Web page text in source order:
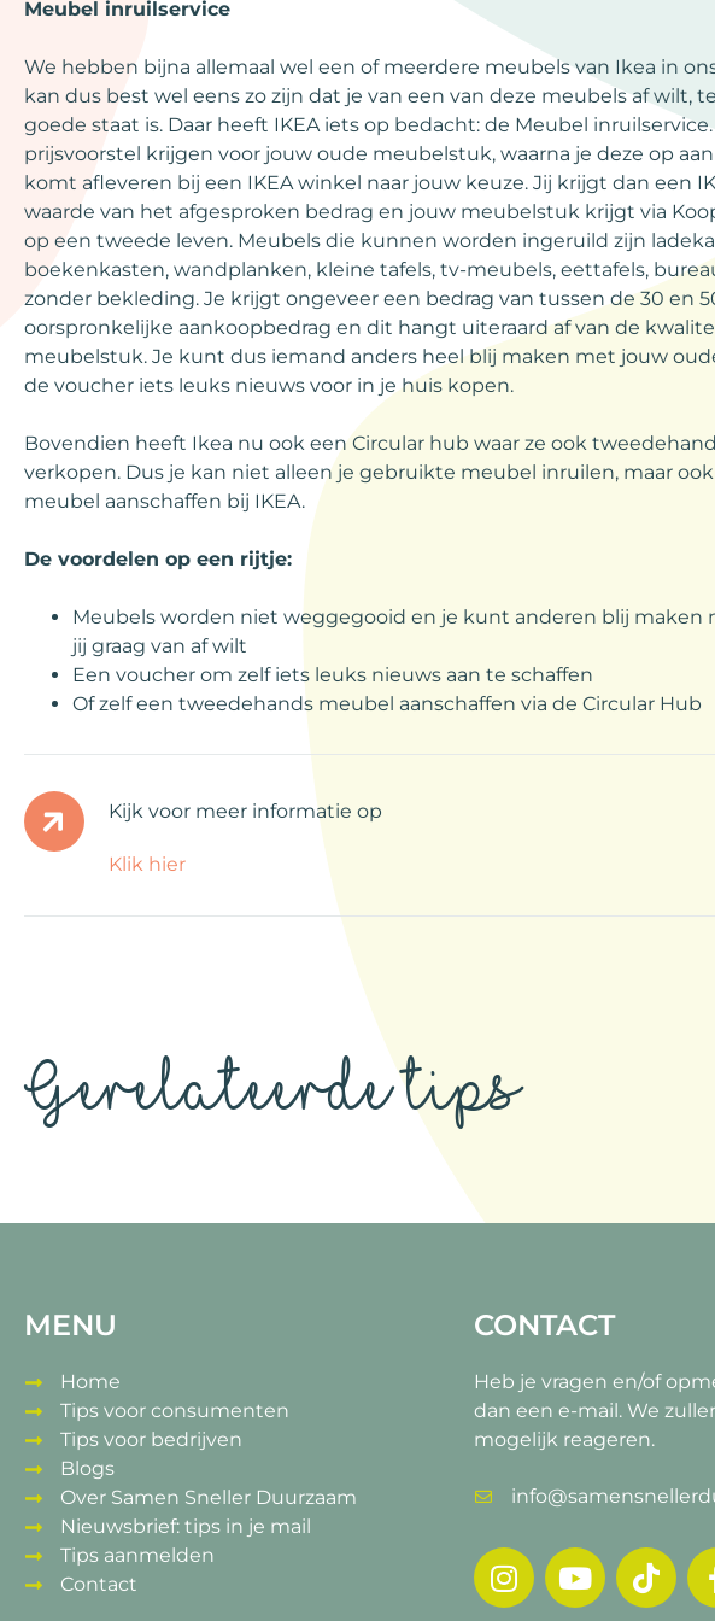
Meubel inruilservice
We hebben bijna allemaal wel een of meerdere meubels van Ikea in
kan dus best wel eens zo zijn dat je van een van deze meubels af wilt,
goede staat is. Daar heeft IKEA iets op bedacht: de Meubel
prijsvoorstel krijgen voor jouw oude meubelstuk, waarna je deze op
komt afleveren bij een IKEA winkel naar jouw keuze. Jij krijgt dan een
waarde van het afgesproken bedrag en jouw meubelstuk krijgt via
op een tweede leven. Meubels die kunnen worden ingeruild zijn
boekenkasten, wandplanken, kleine tafels, tv-meubels, eettafels,
zonder bekleding. Je krijgt ongeveer een bedrag van tussen de 30 en
oorspronkelijke aankoopbedrag en dit hangt uiteraard af van de
meubelstuk. Je kunt dus iemand anders heel blij maken met jouw
de voucher iets leuks nieuws voor in je huis kopen.
Bovendien heeft Ikea nu ook een Circular hub waar ze ook
verkopen. Dus je kan niet alleen je gebruikte meubel inruilen, maar
meubel aanschaffen bij IKEA.
De voordelen op een rijtje:
Meubels worden niet weggegooid en je kunt anderen blij maken
jij graag van af wilt
Een voucher om zelf iets leuks nieuws aan te schaffen
Of zelf een tweedehands meubel aanschaffen via de Circular Hub
Kijk voor meer informatie op
Klik hier
Gerelateerde tips
MENU
Home
Tips voor consumenten
Tips voor bedrijven
Blogs
Over Samen Sneller Duurzaam
Nieuwsbrief: tips in je mail
Tips aanmelden
Contact
CONTACT
Heb je vragen en/of
dan een e-mail. We
mogelijk reageren.